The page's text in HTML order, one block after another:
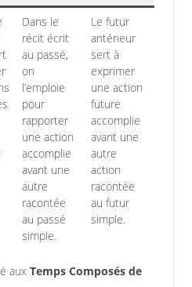
Dans le
récit écrit
au passé,
on
l’emploie
pour
rapporter
une action
accomplie
avant une
autre
racontée
au passé
simple.
Le futur
antérieur
sert à
exprimer
une action
future
accomplie
avant une
autre
action
racontée
au futur
simple.
aux Temps Composés de